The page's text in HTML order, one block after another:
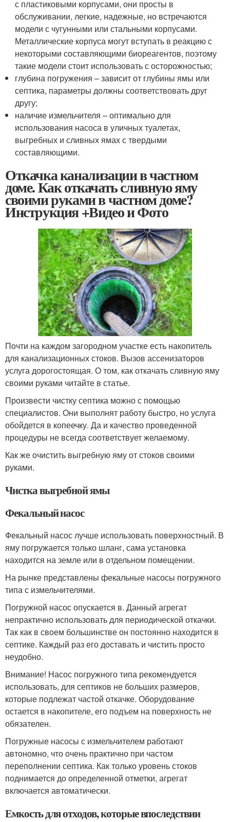
с пластиковыми корпусами, они просты в
обслуживании, легкие, надежные, но встречаются
модели с чугунными или стальными корпусами.
Металлические корпуса могут вступать в реакцию с
некоторыми составляющими биореагентов, поэтому
такие модели стоит использовать с осторожностью;
глубина погружения – зависит от глубины ямы или
септика, параметры должны соответствовать друг
другу;
наличие измельчителя – оптимально для
использования насоса в уличных туалетах,
выгребных и сливных ямах с твердыми
составляющими.
Откачка канализации в частном
доме. Как откачать сливную яму
своими руками в частном доме?
Инструкция +Видео и Фото
Почти на каждом загородном участке есть накопитель
для канализационных стоков. Вызов ассенизаторов
услуга дорогостоящая. О том, как откачать сливную яму
своими руками читайте в статье.
Произвести чистку септика можно с помощью
специалистов. Они выполнят работу быстро, но услуга
обойдется в копеечку. Да и качество проведенной
процедуры не всегда соответствует желаемому.
Как же очистить выгребную яму от стоков своими
руками.
Чистка выгребной ямы
Фекальный насос
Фекальный насос лучше использовать поверхностный. В
яму погружается только шланг, сама установка
находится на земле или в отдельном помещении.
На рынке представлены фекальные насосы погружного
типа с измельчителями.
Погружной насос опускается в. Данный агрегат
непрактично использовать для периодической откачки.
Так как в своем большинстве он постоянно находится в
септике. Каждый раз его доставать и чистить просто
неудобно.
Внимание! Насос погружного типа рекомендуется
использовать, для септиков не больших размеров,
которые подлежат частой откачке. Оборудование
остается в накопителе, его подъем на поверхность не
обязателен.
Погружные насосы с измельчителем работают
автономно, что очень практично при частом
переполнении септика. Как только уровень стоков
поднимается до определенной отметки, агрегат
включается автоматически.
Емкость для отходов, которые впоследствии